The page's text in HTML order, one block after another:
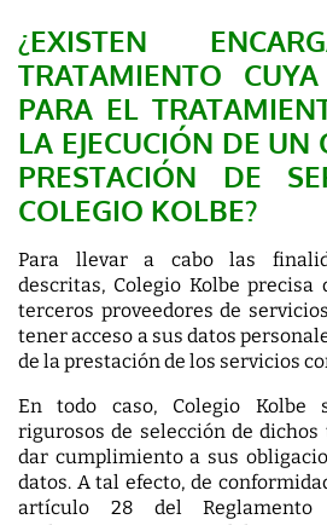
¿EXISTEN
TRATAMIENTO
PARA EL
LA EJECUCIÓN DE UN
PRESTACIÓN DE
COLEGIO KOLBE?
Para llevar a cabo las
descritas, Colegio Kolbe precisa
terceros proveedores de
tener acceso a sus datos
de la prestación de los servicios
En todo caso, Colegio Kolbe
rigurosos de selección de
dar cumplimiento a sus
datos. A tal efecto, de
artículo 28 del Reglamento